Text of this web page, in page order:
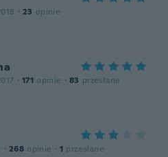
· 23 opinie
· 171 opinie · 83 przesłane
· 268 opinie · 1 przesłane